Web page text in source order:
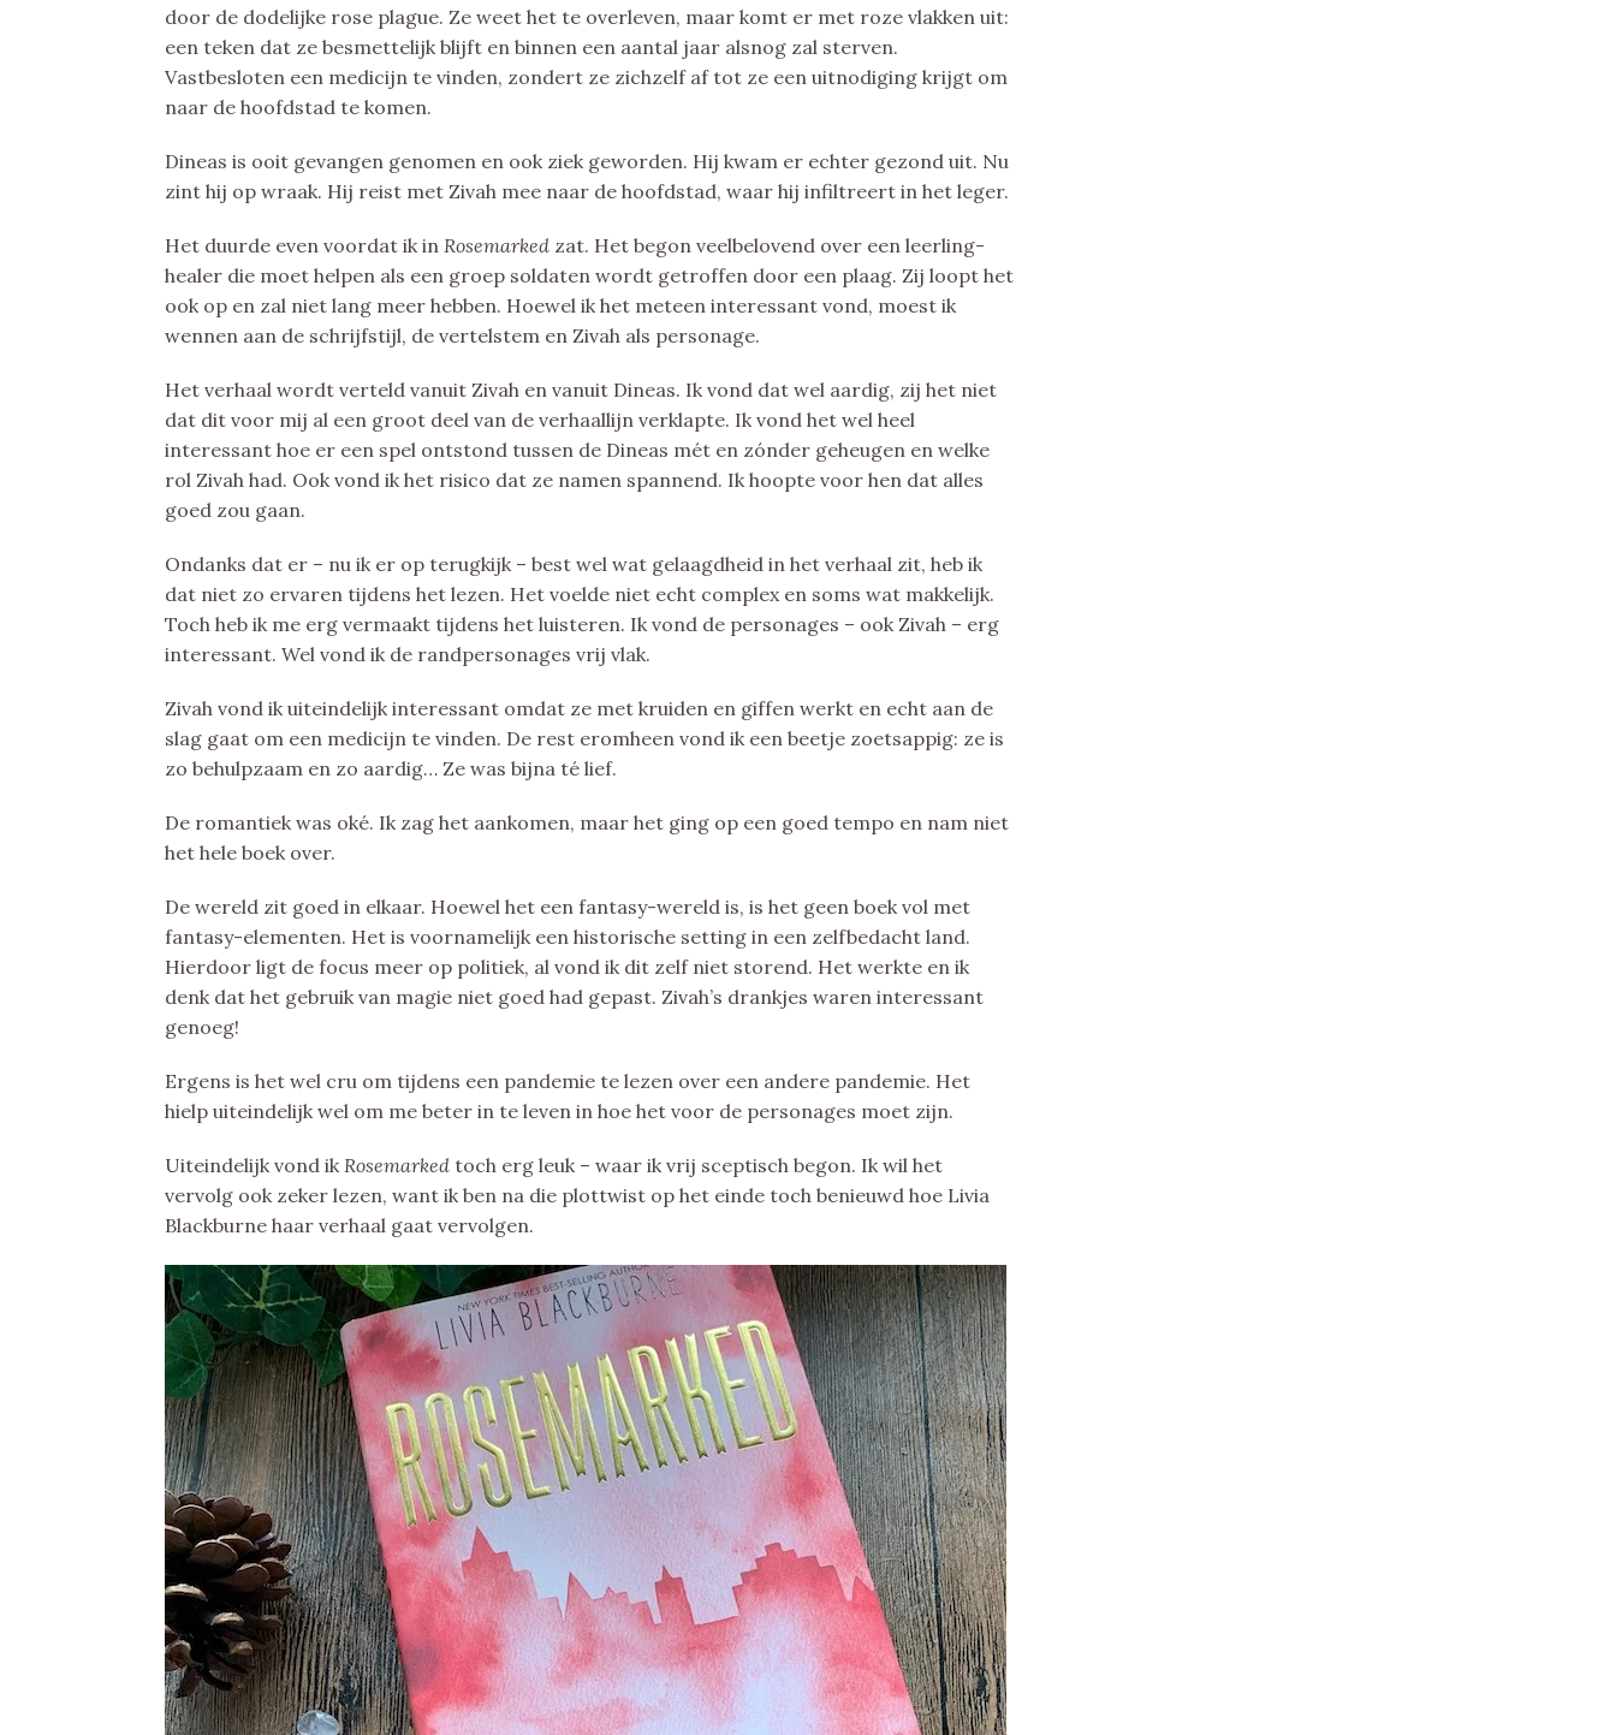
door de dodelijke rose plague. Ze weet het te overleven, maar komt er met roze vlakken uit:
een teken dat ze besmettelijk blijft en binnen een aantal jaar alsnog zal sterven.
Vastbesloten een medicijn te vinden, zondert ze zichzelf af tot ze een uitnodiging krijgt om
naar de hoofdstad te komen.
Dineas is ooit gevangen genomen en ook ziek geworden. Hij kwam er echter gezond uit. Nu
zint hij op wraak. Hij reist met Zivah mee naar de hoofdstad, waar hij infiltreert in het leger.
Het duurde even voordat ik in Rosemarked zat. Het begon veelbelovend over een leerling-
healer die moet helpen als een groep soldaten wordt getroffen door een plaag. Zij loopt het
ook op en zal niet lang meer hebben. Hoewel ik het meteen interessant vond, moest ik
wennen aan de schrijfstijl, de vertelstem en Zivah als personage.
Het verhaal wordt verteld vanuit Zivah en vanuit Dineas. Ik vond dat wel aardig, zij het niet
dat dit voor mij al een groot deel van de verhaallijn verklapte. Ik vond het wel heel
interessant hoe er een spel ontstond tussen de Dineas mét en zónder geheugen en welke
rol Zivah had. Ook vond ik het risico dat ze namen spannend. Ik hoopte voor hen dat alles
goed zou gaan.
Ondanks dat er – nu ik er op terugkijk – best wel wat gelaagdheid in het verhaal zit, heb ik
dat niet zo ervaren tijdens het lezen. Het voelde niet echt complex en soms wat makkelijk.
Toch heb ik me erg vermaakt tijdens het luisteren. Ik vond de personages – ook Zivah – erg
interessant. Wel vond ik de randpersonages vrij vlak.
Zivah vond ik uiteindelijk interessant omdat ze met kruiden en giffen werkt en echt aan de
slag gaat om een medicijn te vinden. De rest eromheen vond ik een beetje zoetsappig: ze is
zo behulpzaam en zo aardig… Ze was bijna té lief.
De romantiek was oké. Ik zag het aankomen, maar het ging op een goed tempo en nam niet
het hele boek over.
De wereld zit goed in elkaar. Hoewel het een fantasy-wereld is, is het geen boek vol met
fantasy-elementen. Het is voornamelijk een historische setting in een zelfbedacht land.
Hierdoor ligt de focus meer op politiek, al vond ik dit zelf niet storend. Het werkte en ik
denk dat het gebruik van magie niet goed had gepast. Zivah’s drankjes waren interessant
genoeg!
Ergens is het wel cru om tijdens een pandemie te lezen over een andere pandemie. Het
hielp uiteindelijk wel om me beter in te leven in hoe het voor de personages moet zijn.
Uiteindelijk vond ikRosemarked toch erg leuk – waar ik vrij sceptisch begon. Ik wil het
vervolg ook zeker lezen, want ik ben na die plottwist op het einde toch benieuwd hoe Livia
Blackburne haar verhaal gaat vervolgen.